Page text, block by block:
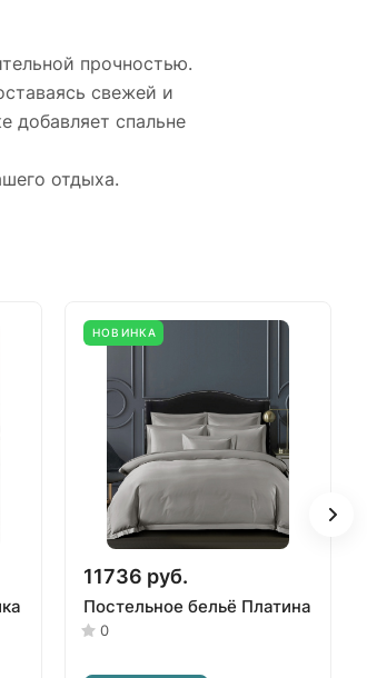
прочностью.
свежей и
добавляет спальне
отдыха.
НОВИНКА
11736 руб.
Постельное бельё Платина
0